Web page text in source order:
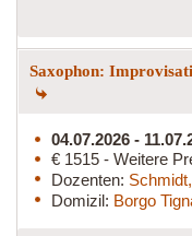
Saxophon:
04.07.2026 -
€ 1515 - Weitere
Dozenten:
Domizil: Borgo